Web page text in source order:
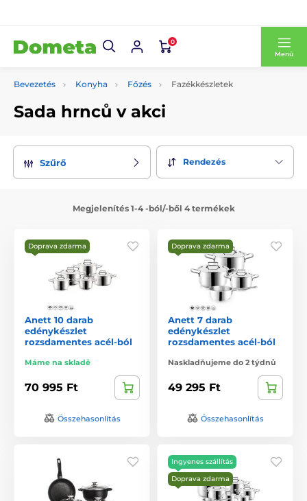
0
Menü
Bevezetés Konyha Főzés Fazékkészletek
Sada hrnců v akci
Szűrő Rendezés
Megjelenítés 1-4 -ból/-ből 4 termékek
Doprava zdarma
Anett 10 darab
edénykészlet
rozsdamentes acél-ból
Máme na skladě
70 995 Ft
Összehasonlítás
Doprava zdarma
Anett 7 darab
edénykészlet
rozsdamentes acél-ból
Naskladňujeme do 2 týdnů
49 295 Ft
Összehasonlítás
Ingyenes szállítás
Doprava zdarma